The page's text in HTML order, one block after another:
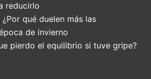
reducirlo
qué duelen más las
de invierno
pierdo el equilibrio si tuve gripe?